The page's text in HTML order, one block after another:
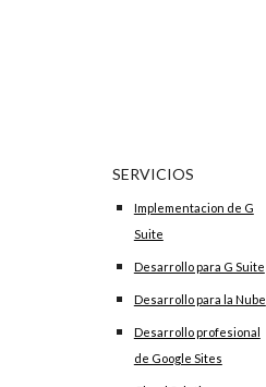
SERVICIOS
Implementacion de G
Suite
Desarrollo para G Suite
Desarrollo para la Nube
Desarrollo profesional
de Google Sites